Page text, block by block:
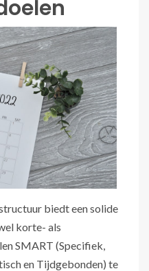
biedt een solide
korte- als
SMART (Specifiek,
en Tijdgebonden) te